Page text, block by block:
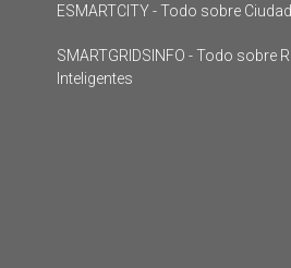
ESMARTCITY - Todo sobre
SMARTGRIDSINFO - Todo sobre
Inteligentes